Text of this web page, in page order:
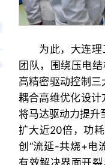
为此，大连
团队，围绕压电
高精密驱动控制三
耦合高维优化设计
将马达驱动力提升
扩大近20倍，功
创“流延-共烧+电
有效解决界面开